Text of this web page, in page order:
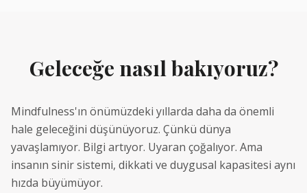
Geleceğe nasıl bakıyoruz?
Mindfulness'ın önümüzdeki yıllarda daha da önemli
hale geleceğini düşünüyoruz. Çünkü dünya
yavaşlamıyor. Bilgi artıyor. Uyaran çoğalıyor. Ama
insanın sinir sistemi, dikkati ve duygusal kapasitesi aynı
hızda büyümüyor.